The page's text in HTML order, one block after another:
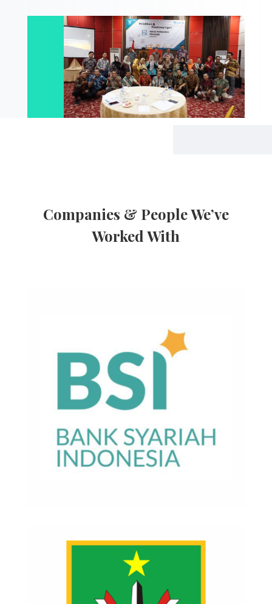
Companies & People We’ve
Worked With